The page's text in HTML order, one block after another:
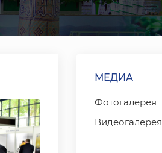
МЕДИА
Фотогалерея
Видеогалерея